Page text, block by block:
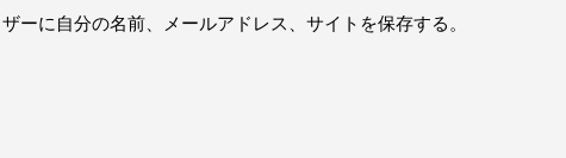
ーに自分の名前、メールアドレス、サイトを保存する。